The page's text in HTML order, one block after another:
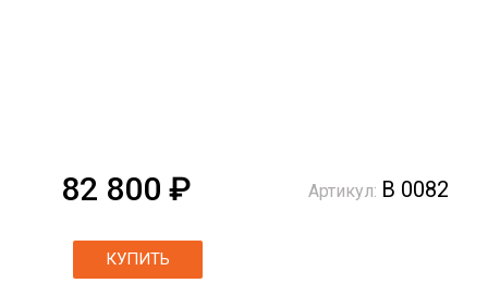
82 800 ₽ Артикул: В 0082
КУПИТЬ